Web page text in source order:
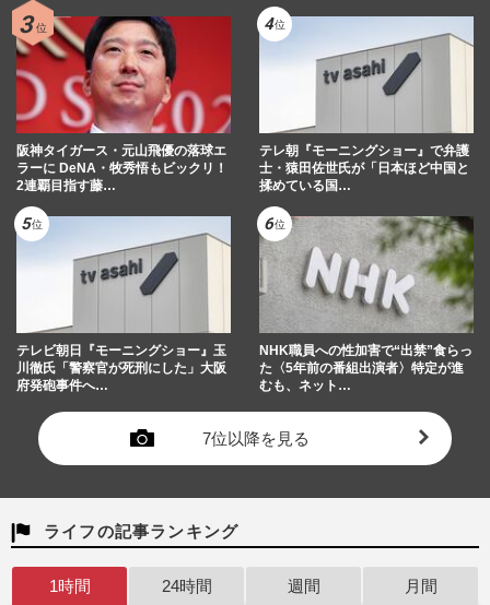
阪神タイガース・元山飛優の落球エ
ラーに DeNA・牧秀悟もビックリ！
2連覇目指す藤…
テレ朝『モーニングショー』で弁護
士・猿田佐世氏が「日本ほど中国と
揉めている国…
テレビ朝日『モーニングショー』玉
川徹氏「警察官が死刑にした」大阪
府発砲事件へ…
NHK職員への性加害で“出禁”食らっ
た〈5年前の番組出演者〉特定が進
むも、ネット…
7位以降を見る
ライフの記事ランキング
1時間 24時間 週間 月間